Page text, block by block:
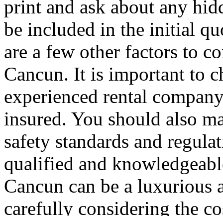
print and ask about any
be included in the initial
are a few other factors to
Cancun. It is important to
experienced rental
insured. You should also
safety standards and
qualified and
Cancun can be a luxurious
carefully considering the